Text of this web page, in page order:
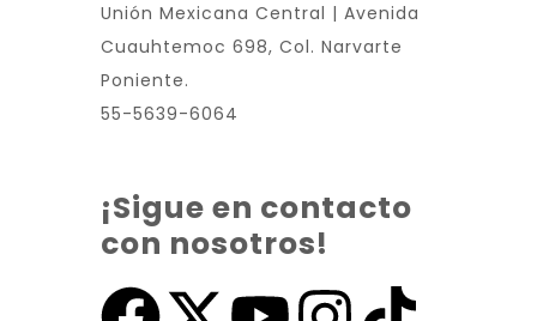
Unión Mexicana Central | Avenida
Cuauhtemoc 698, Col. Narvarte
Poniente.
55-5639-6064
¡Sigue en contacto
con nosotros!